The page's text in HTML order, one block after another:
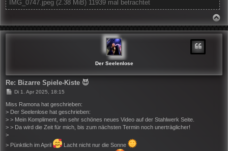
IMG_0747.jpeg (2.38 MiB) 11939 mal betrachtet
Der Seelenlose
Re: Bizarre Spiele-Kiste 😈
B
i
t
r
a
g
Di 1. Apr 2025, 18:15
Miss Ramona hat geschrieben:
> Der Seelenlose hat geschrieben:
> > Mein Kompliment, ein sehr schönes neues Video auf der Stahlwerk Seite.
> > Da wird die Zeit für mich, bis zum nächsten Termin noch unerträglicher!
>
> Pünktlich im April
Lacht nicht nur die Sonne